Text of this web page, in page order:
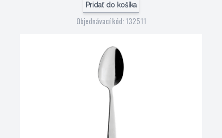
Pridať do košíka
Objednávací kód: 132511